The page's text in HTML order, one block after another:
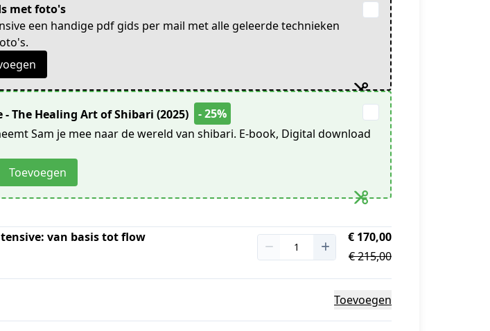
met foto's
een handige pdf gids per mail met alle geleerde technieken
- The Healing Art of Shibari (2025)
- 25%
Sam je mee naar de wereld van shibari. E-book, Digital download
Toevoegen
van basis tot flow
€ 170,00
€ 215,00
Toevoegen